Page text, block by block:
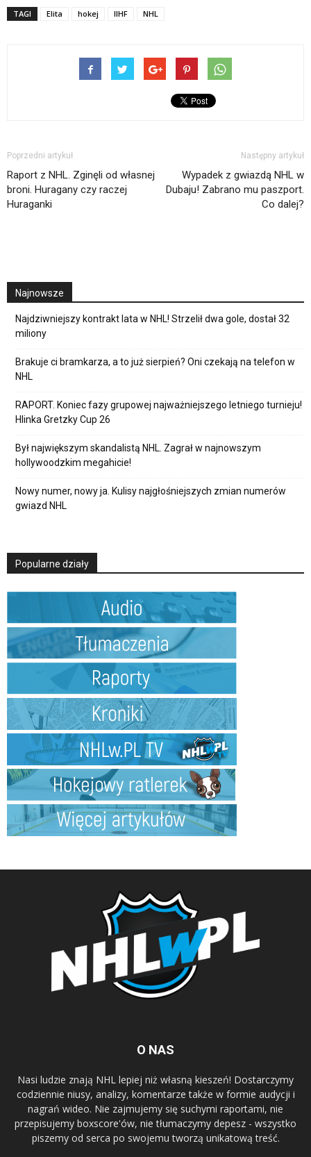
TAGI Elita hokej IIHF NHL
Poprzedni artykuł
Raport z NHL. Zginęli od własnej
broni. Huragany czy raczej
Huraganki
Następny artykuł
Wypadek z gwiazdą NHL w
Dubaju! Zabrano mu paszport.
Co dalej?
Najnowsze
Najdziwniejszy kontrakt lata w NHL! Strzelił dwa gole, dostał 32
miliony
Brakuje ci bramkarza, a to już sierpień? Oni czekają na telefon w
NHL
RAPORT. Koniec fazy grupowej najważniejszego letniego turnieju!
Hlinka Gretzky Cup 26
Był największym skandalistą NHL. Zagrał w najnowszym
hollywoodzkim megahicie!
Nowy numer, nowy ja. Kulisy najgłośniejszych zmian numerów
gwiazd NHL
Popularne działy
O NAS
Nasi ludzie znają NHL lepiej niż własną kieszeń! Dostarczymy
codziennie niusy, analizy, komentarze także w formie audycji i
nagrań wideo. Nie zajmujemy się suchymi raportami, nie
przepisujemy boxscore'ów, nie tłumaczymy depesz - wszystko
piszemy od serca po swojemu tworzą unikatową treść.